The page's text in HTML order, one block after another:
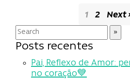
1 2 Next
Posts recentes
Pai, Reflexo de Amor:
no coração💙